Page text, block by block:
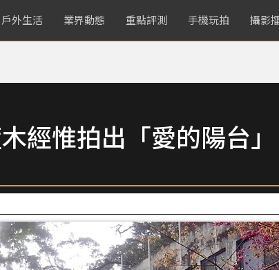
戶外生活 業界動態 重點評測 手機玩拍 攝影
經惟拍出「愛的陽台」